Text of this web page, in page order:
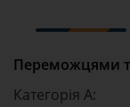
Переможцями
Категорія А: